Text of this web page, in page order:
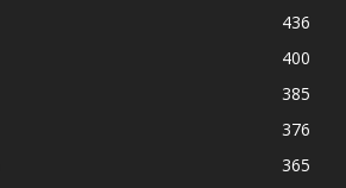
436
400
385
376
365